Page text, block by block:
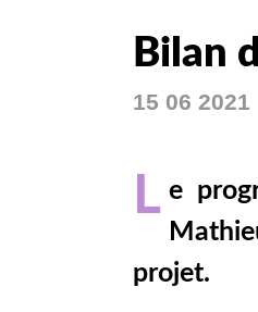
Bilan
15 06 2021
L e
projet.